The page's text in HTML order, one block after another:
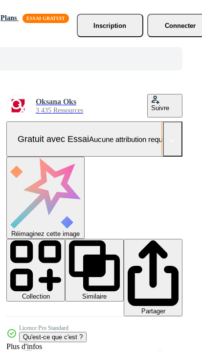
Plans
Inscription
Connecter
Oksana Oks
3 435 Ressources Suivre
Gratuit avec EssaiAucune attribution requise
Réimaginez cette image
Collection
Similaire
Partager
Licence Pro Standard
Qu'est-ce que c'est ?
Plus d'infos